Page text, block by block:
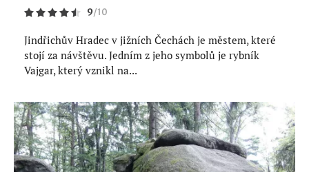
9/10
Jindřichův Hradec v jižních Čechách je městem, které
stojí za návštěvu. Jedním z jeho symbolů je rybník
Vajgar, který vznikl na...